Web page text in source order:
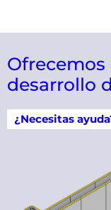
desarrollo
¿Necesitas